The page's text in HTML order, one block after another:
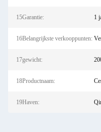
15Garantie: 1
16Belangrijkste verkooppunten:
17gewicht:
18Productnaam:
19Haven: